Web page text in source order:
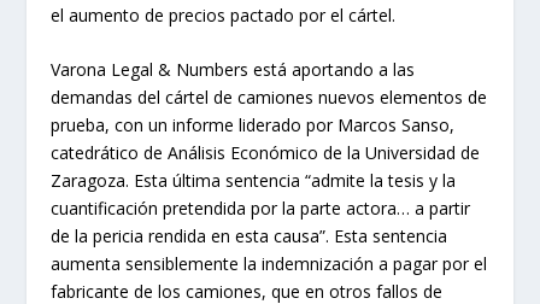
el aumento de precios pactado por el cártel.
Varona Legal & Numbers está aportando a las
demandas del cártel de camiones nuevos elementos de
prueba, con un informe liderado por Marcos Sanso,
catedrático de Análisis Económico de la Universidad de
Zaragoza. Esta última sentencia “admite la tesis y la
cuantificación pretendida por la parte actora… a partir
de la pericia rendida en esta causa”. Esta sentencia
aumenta sensiblemente la indemnización a pagar por el
fabricante de los camiones, que en otros fallos de